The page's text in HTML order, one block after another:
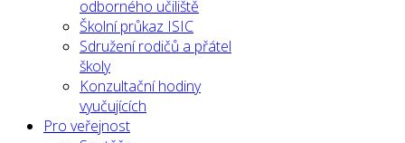
odborného učiliště
Školní průkaz ISIC
Sdružení rodičů a přátel
školy
Konzultační hodiny
vyučujících
Pro veřejnost